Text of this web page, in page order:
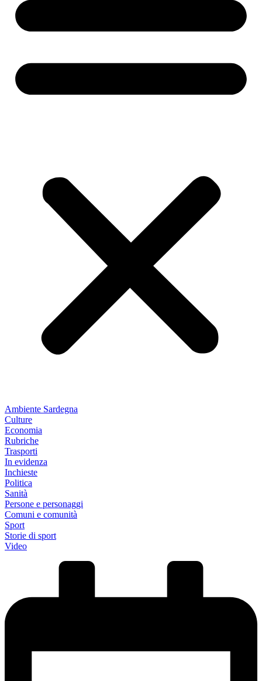
Ambiente Sardegna
Culture
Economia
Rubriche
Trasporti
In evidenza
Inchieste
Politica
Sanità
Persone e personaggi
Comuni e comunità
Sport
Storie di sport
Video